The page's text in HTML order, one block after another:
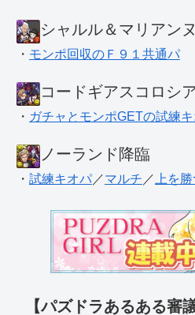
シャルル＆マリアン
・ モンポ回収のＦ９１共通パ
コードギアスコロシ
・ ガチャとモンポGETの試練
ノーランド降臨
・ 試練キオパ ／マルチ ／ 上を
【パズドラあるある審